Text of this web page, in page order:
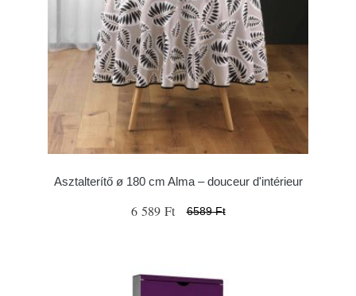
Asztalterítő ø 180 cm Alma – douceur d'intérieur
6 589 Ft 6589 Ft